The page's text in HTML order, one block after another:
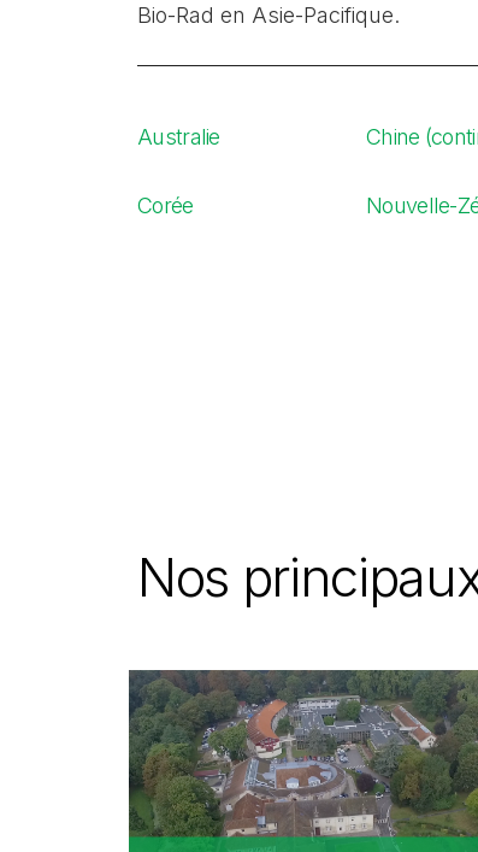
Bio-Rad en Asie-Pacifique.
Australie Chine
Corée Nouvelle-
Nos